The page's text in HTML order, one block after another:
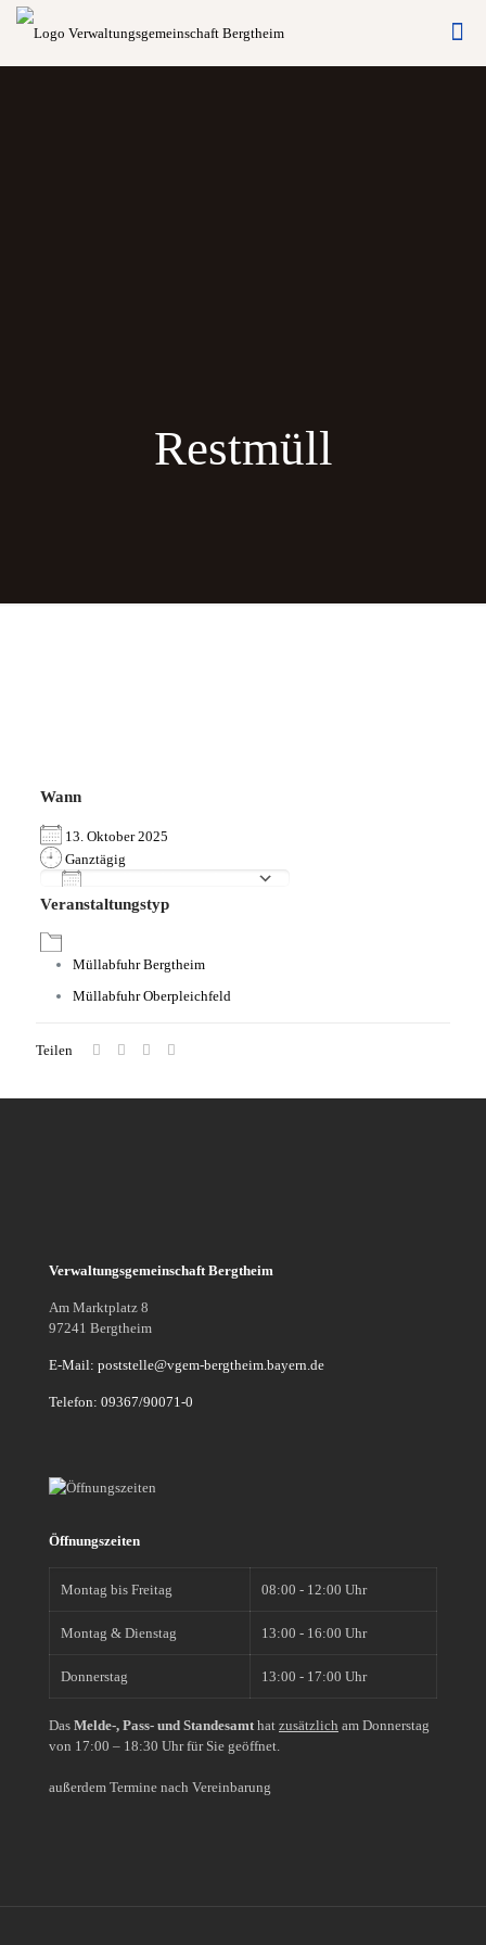
Restmüll
Wann
13. Oktober 2025
Ganztägig
ICS herunterladenGoogle Kalender
Veranstaltungstyp
Müllabfuhr Bergtheim
Müllabfuhr Oberpleichfeld
Teilen
Verwaltungsgemeinschaft Bergtheim
Am Marktplatz 8
97241 Bergtheim
E-Mail: poststelle@vgem-bergtheim.bayern.de
Telefon: 09367/90071-0
Öffnungszeiten
Montag bis Freitag 08:00 - 12:00 Uhr
Montag & Dienstag 13:00 - 16:00 Uhr
Donnerstag 13:00 - 17:00 Uhr
Das Melde-, Pass- und Standesamthat zusätzlich am Donnerstag
von 17:00 – 18:30 Uhr für Sie geöffnet.
außerdem Termine nach Vereinbarung